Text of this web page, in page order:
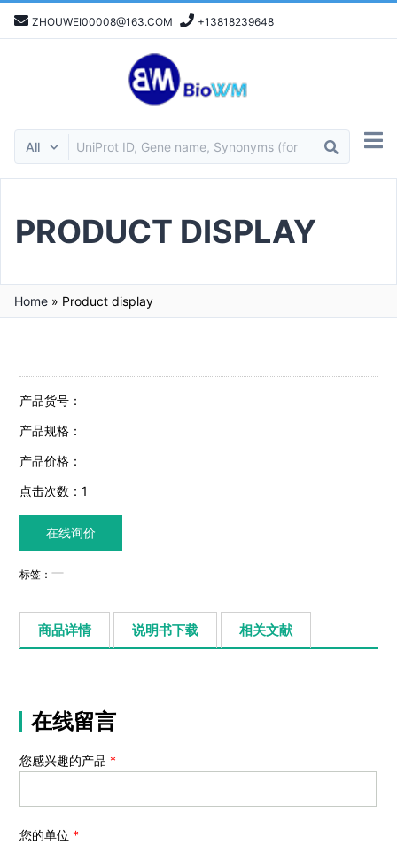
ZHOUWEI00008@163.COM +13818239648
PRODUCT DISPLAY
Home » Product display
产品货号：
产品规格：
产品价格：
点击次数：1
在线询价
标签：
商品详情 说明书下载 相关文献
在线留言
您感兴趣的产品 *
您的单位 *